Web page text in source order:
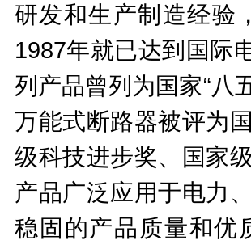
研发和生产制造经验
1987年就已达到国际
列产品曾列为国家“八
万能式断路器被评为
级科技进步奖、国家
产品广泛应用于电力
稳固的产品质量和